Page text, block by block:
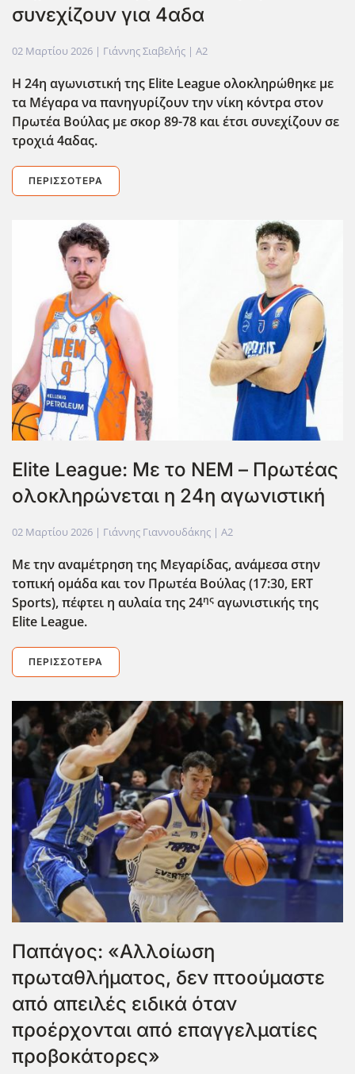
συνεχίζουν για 4αδα
02 Μαρτίου 2026 | Γιάννης Σιαβελής | A2
Η 24η αγωνιστική της Elite League ολοκληρώθηκε με
τα Μέγαρα να πανηγυρίζουν την νίκη κόντρα στον
Πρωτέα Βούλας με σκορ 89-78 και έτσι συνεχίζουν σε
τροχιά 4αδας.
ΠΕΡΙΣΣΌΤΕΡΑ
Elite League: Με το ΝΕΜ – Πρωτέας
ολοκληρώνεται η 24η αγωνιστική
02 Μαρτίου 2026 | Γιάννης Γιαννουδάκης | A2
Με την αναμέτρηση της Μεγαρίδας, ανάμεσα στην
τοπική ομάδα και τον Πρωτέα Βούλας (17:30, ERT
Sports), πέφτει η αυλαία της 24ης αγωνιστικής της
Elite League.
ΠΕΡΙΣΣΌΤΕΡΑ
Παπάγος: «Αλλοίωση
πρωταθλήματος, δεν πτοούμαστε
από απειλές ειδικά όταν
προέρχονται από επαγγελματίες
προβοκάτορες»